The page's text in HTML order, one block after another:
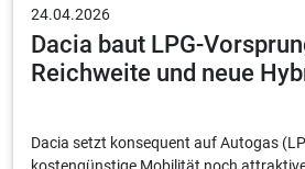
24.04.2026
Dacia baut LPG-
Reichweite und neue
Dacia setzt konsequent auf Autogas